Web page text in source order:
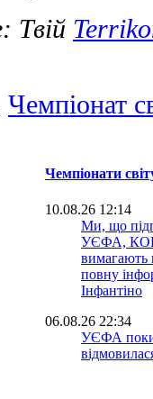
Твій
Чемпіонат
Чемпіонати
10.08.26 12:14
Ми, що
УЄФА,
вимагають
повну
Інфантіно
06.08.26 22:34
УЄФА